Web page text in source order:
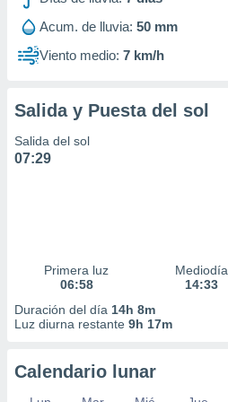
perfiles
utilizar
crear un
uso de
la
de
de
Acum. de lluvia: 50 mm
Viento medio: 7 km/h
Salida y Puesta del sol
Salida del sol
07:29
Primera luz
06:58
Mediodía
14:33
Duración del día 14h 8m
Luz diurna restante 9h 17m
Calendario lunar